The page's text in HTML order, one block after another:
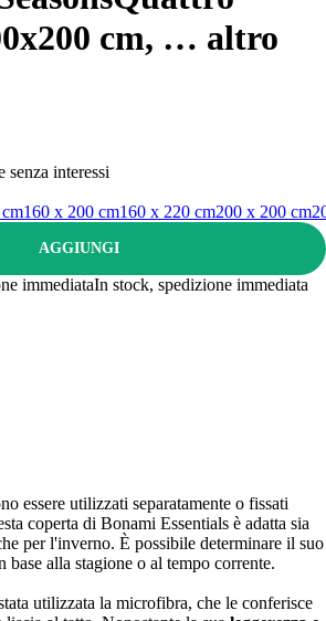
cm, … altro
senza interessi
160 x 200 cm160 x 220 cm200 x 200 cm
AGGIUNGI
immediataIn stock, spedizione immediata
essere utilizzati separatamente o fissati
coperta di Bonami Essentials è adatta sia
per l'inverno. È possibile determinare il suo
alla stagione o al tempo corrente.
utilizzata la microfibra, che le conferisce